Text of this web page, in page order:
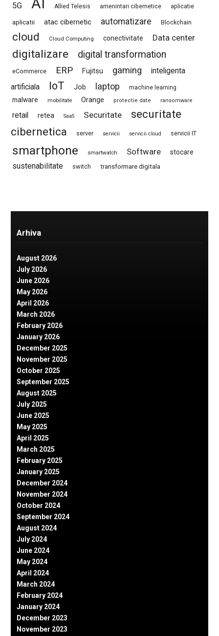
5G Allied Telesis amenintari cibernetice aplicatie
aplicatii atac cibernetic automatizare Blockchain
cloud Cloud Computing conectivitate Data center
digitalizare digital transformation
eCommerce ERP Fujitsu gaming
inteligenta
artificiala
IoT Job laptop machine learning
malware mobilitate Orange protectie date ransomware
retail retea SaaS Securitate
securitate
cibernetica
server servicii servicii cloud servicii IT
smartphone smartwatch Software stocare
sustenabilitate switch transformare digitala
Arhiva
August 2026
July 2026
June 2026
May 2026
April 2026
March 2026
February 2026
January 2026
December 2025
November 2025
October 2025
September 2025
August 2025
July 2025
June 2025
May 2025
April 2025
March 2025
February 2025
January 2025
December 2024
November 2024
October 2024
September 2024
August 2024
July 2024
June 2024
May 2024
April 2024
March 2024
February 2024
January 2024
December 2023
November 2023